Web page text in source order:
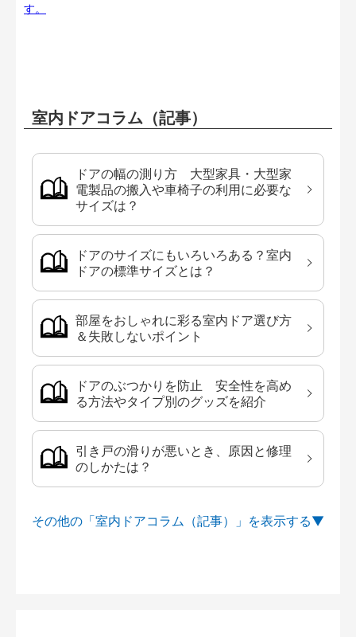
す。
室内ドアコラム（記事）
ドアの幅の測り方 大型家具・大型家
電製品の搬入や車椅子の利用に必要な
サイズは？
ドアのサイズにもいろいろある？室内
ドアの標準サイズとは？
部屋をおしゃれに彩る室内ドア選び方
＆失敗しないポイント
ドアのぶつかりを防止 安全性を高め
る方法やタイプ別のグッズを紹介
引き戸の滑りが悪いとき、原因と修理
のしかたは？
その他の「室内ドアコラム（記事）」を